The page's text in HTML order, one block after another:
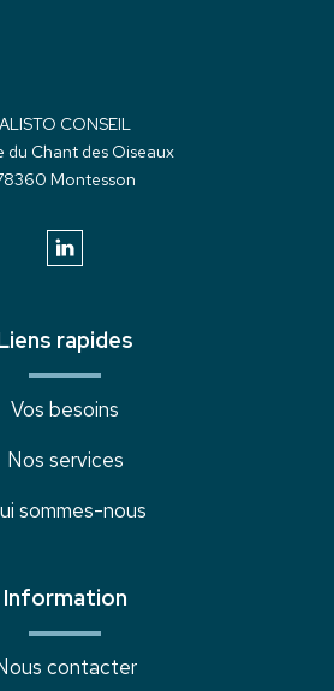
ALISTO CONSEIL
du Chant des Oiseaux
Montesson
rapides
Vos besoins
Nos services
sommes-nous
Information
contacter